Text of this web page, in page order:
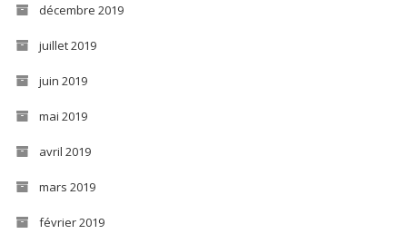
décembre 2019
juillet 2019
juin 2019
mai 2019
avril 2019
mars 2019
février 2019